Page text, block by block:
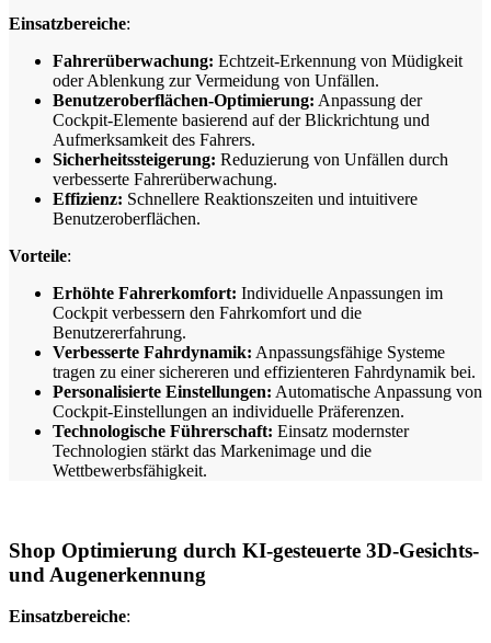
Einsatzbereiche:
Fahrerüberwachung: Echtzeit-Erkennung von Müdigkeit
oder Ablenkung zur Vermeidung von Unfällen.
Benutzeroberflächen-Optimierung: Anpassung der
Cockpit-Elemente basierend auf der Blickrichtung und
Aufmerksamkeit des Fahrers.
Sicherheitssteigerung: Reduzierung von Unfällen durch
verbesserte Fahrerüberwachung.
Effizienz: Schnellere Reaktionszeiten und intuitivere
Benutzeroberflächen.
Vorteile:
Erhöhte Fahrerkomfort: Individuelle Anpassungen im
Cockpit verbessern den Fahrkomfort und die
Benutzererfahrung.
Verbesserte Fahrdynamik: Anpassungsfähige Systeme
tragen zu einer sichereren und effizienteren Fahrdynamik bei.
Personalisierte Einstellungen: Automatische Anpassung von
Cockpit-Einstellungen an individuelle Präferenzen.
Technologische Führerschaft: Einsatz modernster
Technologien stärkt das Markenimage und die
Wettbewerbsfähigkeit.
Shop Optimierung durch KI-gesteuerte 3D-Gesichts-
und Augenerkennung
Einsatzbereiche: